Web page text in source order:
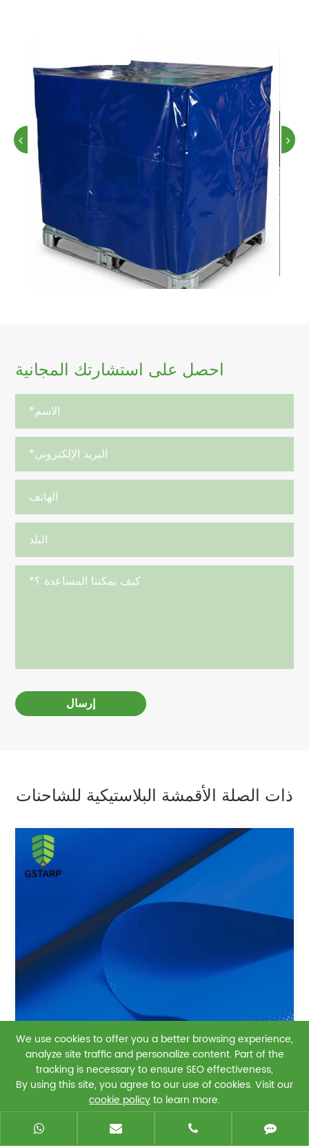
احصل على استشارتك المجانية
إرسال
ذات الصلة الأقمشة البلاستيكية للشاحنات
غطاء البليت القنب
We use cookies to offer you a better browsing experience,
analyze site traffic and personalize content. Part of the
tracking is necessary to ensure SEO effectiveness,
By using this site, you agree to our use of cookies. Visit our
cookie policyto learn more.
Reject Accept